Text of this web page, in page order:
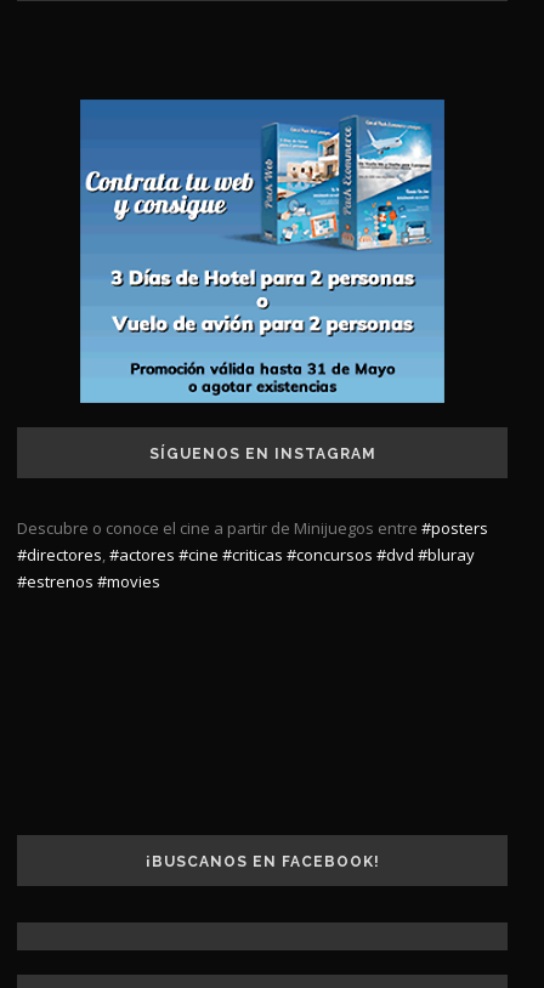
SÍGUENOS EN INSTAGRAM
Descubre o conoce el cine a partir de Minijuegos entre #posters
#directores,#actores #cine #criticas #concursos #dvd #bluray
#estrenos #movies
¡BUSCANOS EN FACEBOOK!